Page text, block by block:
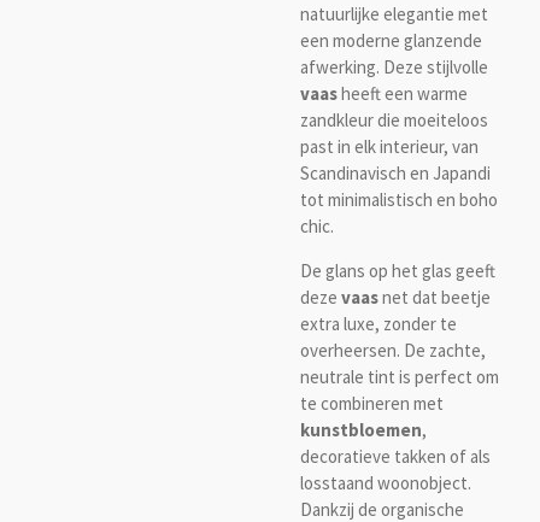
natuurlijke elegantie met
een moderne glanzende
afwerking. Deze stijlvolle
vaasheeft een warme
zandkleur die moeiteloos
past in elk interieur, van
Scandinavisch en Japandi
tot minimalistisch en boho
chic.
De glans op het glas geeft
deze vaasnet dat beetje
extra luxe, zonder te
overheersen. De zachte,
neutrale tint is perfect om
te combineren met
kunstbloemen,
decoratieve takken of als
losstaand woonobject.
Dankzij de organische